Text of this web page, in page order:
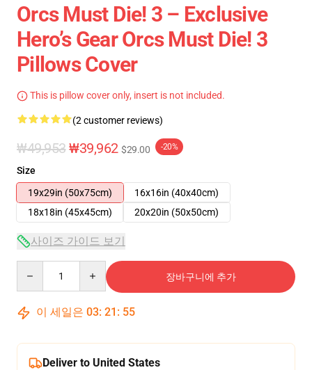
Orcs Must Die! 3 – Exclusive
Hero’s Gear Orcs Must Die! 3
Pillows Cover
This is pillow cover only, insert is not included.
(2 customer reviews)
₩49,953 ₩39,962 $29.00 -20%
Size
19x29in (50x75cm)
16x16in (40x40cm)
18x18in (45x45cm)
20x20in (50x50cm)
사이즈 가이드 보기
장바구니에 추가
이 세일은 03: 21 : 55
Deliver to United States